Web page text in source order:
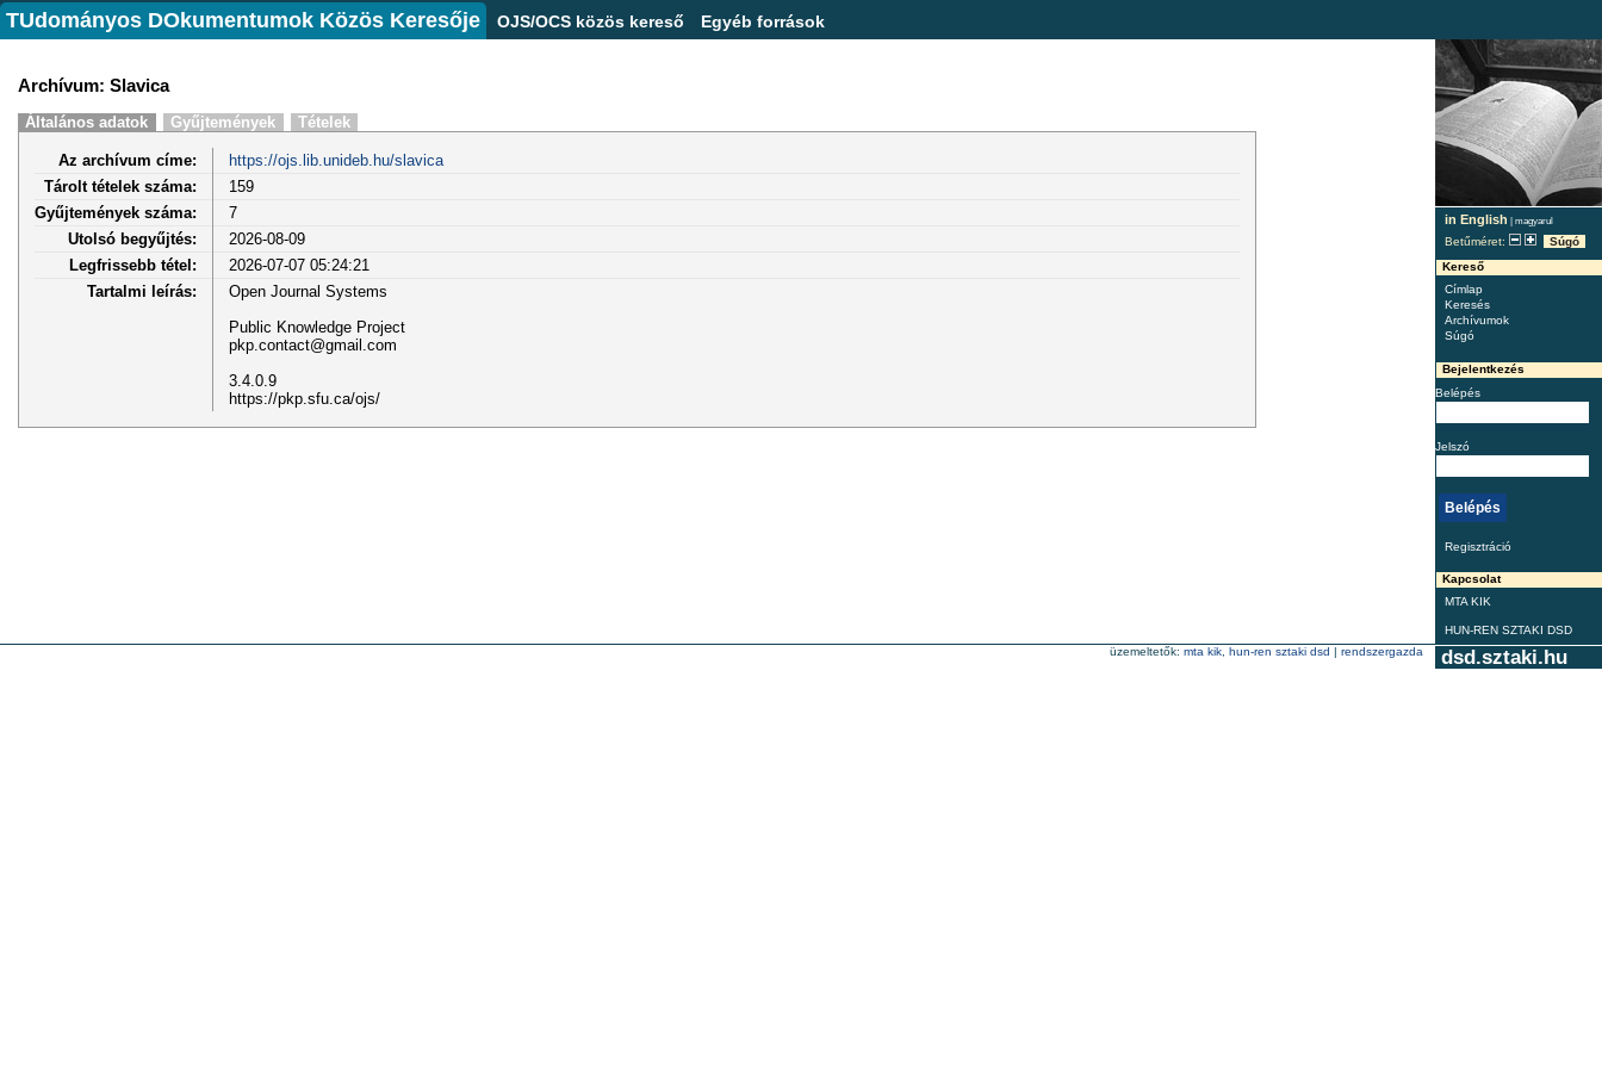
TUdományos DOkumentumok Közös Keresője OJS/OCS közös kereső Egyéb források
in English | magyarul
Betűméret:
Súgó
Kereső
Címlap
Keresés
Archívumok
Súgó
Bejelentkezés
Belépés
Jelszó
Regisztráció
Kapcsolat
MTA KIK
HUN-REN SZTAKI DSD
Archívum: Slavica
Általános adatok Gyűjtemények Tételek
Az archívum címe:
https://ojs.lib.unideb.hu/slavica
Tárolt tételek száma:
159
Gyűjtemények száma:
7
Utolsó begyűjtés:
2026-08-09
Legfrissebb tétel:
2026-07-07 05:24:21
Tartalmi leírás:
Open Journal Systems
Public Knowledge Project
pkp.contact@gmail.com
3.4.0.9
https://pkp.sfu.ca/ojs/
dsd.sztaki.hu
üzemeltetők: mta kik hun-ren sztaki dsd | rendszergazda